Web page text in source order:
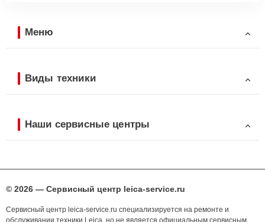
Меню
Виды техники
Наши сервисные центры
© 2026 — Сервисный центр leica-service.ru
Сервисный центр leica-service.ru специализируется на ремонте и
обслуживании техники Leica, но не является официальным сервисным